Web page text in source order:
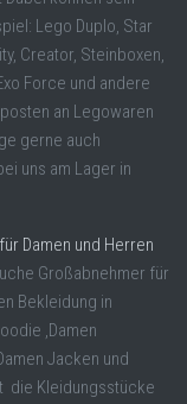
Lego Duplo, Star
Creator, Steinboxen,
Force und andere
an Legowaren
gerne auch
uns am Lager in
Damen und Herren
Großabnehmer für
Bekleidung in
,Damen
Jacken und
die Kleidungsstücke